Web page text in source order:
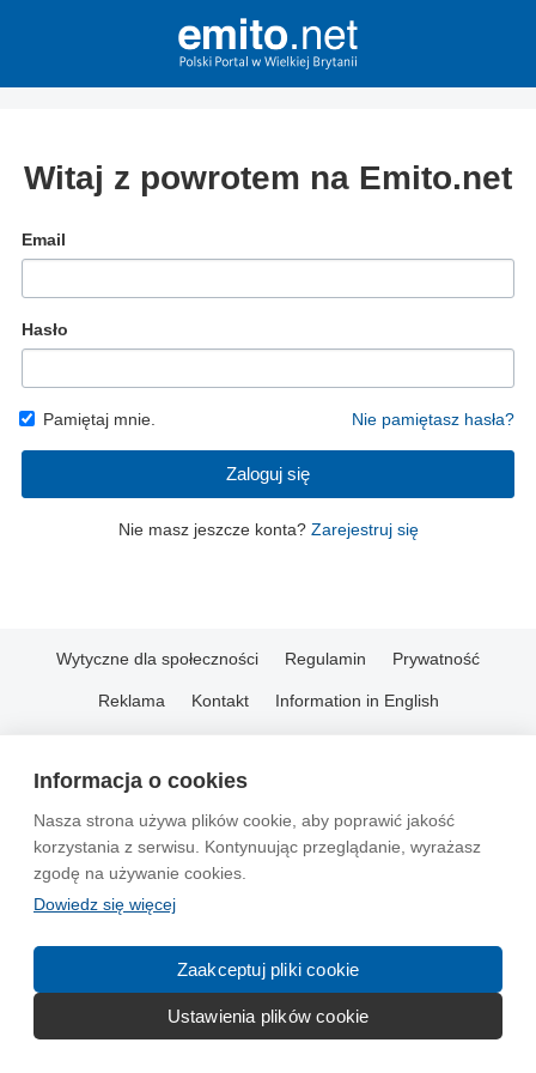
Informacja o cookies
Nasza strona używa plików cookie, aby poprawić jakość
korzystania z serwisu. Kontynuując przeglądanie, wyrażasz
zgodę na używanie cookies.
Dowiedz się więcej
Zaakceptuj pliki cookie
Ustawienia plików cookie
Witaj z powrotem na Emito.net
Email
Hasło
Pamiętaj mnie. Nie pamiętasz hasła?
Zaloguj się
Nie masz jeszcze konta? Zarejestruj się
Wytyczne dla społeczności Regulamin Prywatność
Reklama Kontakt Information in English